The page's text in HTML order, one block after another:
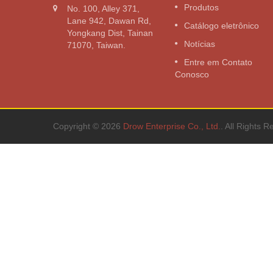
No. 100, Alley 371,
Lane 942, Dawan Rd,
Yongkang Dist, Tainan
71070, Taiwan.
Produtos
Catálogo eletrônico
Notícias
Entre em Contato
Conosco
3000W
Copyright © 2026 Drow Enterprise Co., Ltd. . All Rights